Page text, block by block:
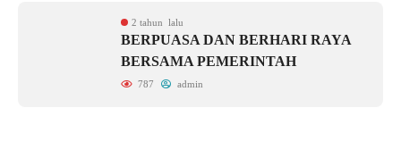
2 tahun lalu
BERPUASA DAN BERHARI RAYA
BERSAMA PEMERINTAH
787 admin